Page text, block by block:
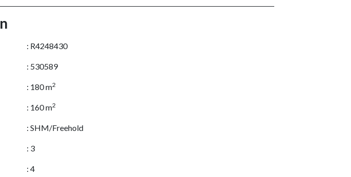
: R4248430
: 530589
: 180 m2
: 160 m2
: SHM/Freehold
: 3
: 4